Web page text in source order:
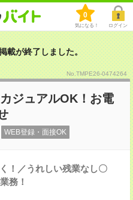
0
気になる！ ログイン
載が終了しました。
No.TMPE26-0474264
ジュアルOK！お電
WEB登録・面接OK
！／うれしい残業なし〇
務！